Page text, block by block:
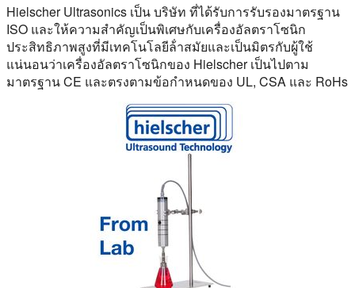
Hielscher Ultrasonics เป็น บริษัท ที่ได้รับการรับรองมาตรฐาน
ISO และให้ความสําคัญเป็นพิเศษกับเครื่องอัลตราโซนิก
ประสิทธิภาพสูงที่มีเทคโนโลยีล้ําสมัยและเป็นมิตรกับผู้ใช้
แน่นอนว่าเครื่องอัลตราโซนิกของ Hielscher เป็นไปตาม
มาตรฐาน CE และตรงตามข้อกําหนดของ UL, CSA และ RoHs